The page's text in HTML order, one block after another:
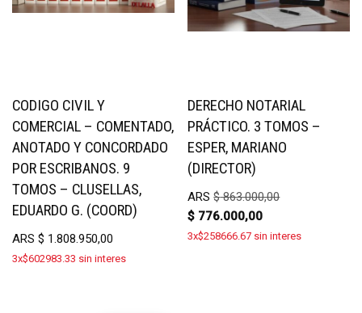
CODIGO CIVIL Y
COMERCIAL – COMENTADO,
ANOTADO Y CONCORDADO
POR ESCRIBANOS. 9
TOMOS – CLUSELLAS,
EDUARDO G. (COORD)
ARS $ 1.808.950,00
3x$602983.33 sin interes
DERECHO NOTARIAL
PRÁCTICO. 3 TOMOS –
ESPER, MARIANO
(DIRECTOR)
ARS$863.000,00
$ 776.000,00
3x$258666.67 sin interes